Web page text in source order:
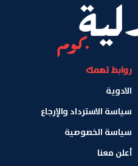
روابط تهمك
الادوية
سياسة الاسترداد والإرجاع
سياسة الخصوصية
أعلن معنا